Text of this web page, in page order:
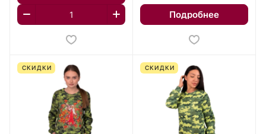
Подробнее
СКИДКИ СКИДКИ